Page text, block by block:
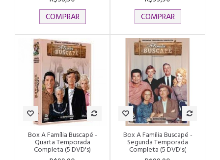
COMPRAR COMPRAR
Box A Família Buscapé -
Quarta Temporada
Completa (5 DVD's)
Box A Família Buscapé -
Segunda Temporada
Completa (5 DVD's(